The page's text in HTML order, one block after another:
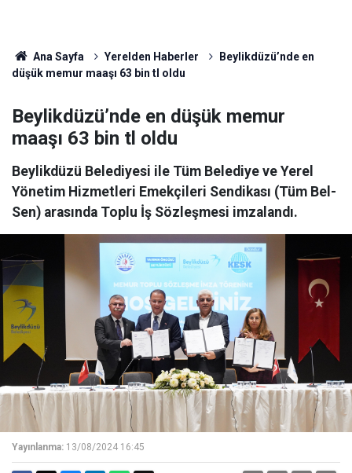
Ana Sayfa Yerelden Haberler
Beylikdüzü’nde en
düşük memur maaşı 63 bin tl oldu
Beylikdüzü’nde en düşük memur
maaşı 63 bin tl oldu
Beylikdüzü Belediyesi ile Tüm Belediye ve Yerel
Yönetim Hizmetleri Emekçileri Sendikası (Tüm Bel-
Sen) arasında Toplu İş Sözleşmesi imzalandı.
Yayınlanma: 13/08/2024 16:45